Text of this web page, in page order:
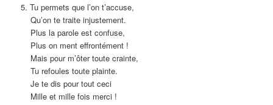
5. Tu permets que l’on t’accuse,
Qu’on te traite injustement.
Plus la parole est confuse,
Plus on ment effrontément !
Mais pour m’ôter toute crainte,
Tu refoules toute plainte.
Je te dis pour tout ceci
Mille et mille fois merci !